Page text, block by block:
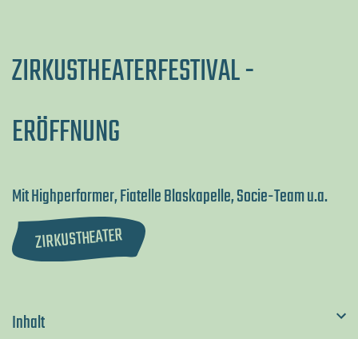
ZIRKUSTHEATERFESTIVAL -
ERÖFFNUNG
Mit Highperformer, Fiatelle Blaskapelle, Socie-Team u.a.
ZIRKUSTHEATER
Inhalt